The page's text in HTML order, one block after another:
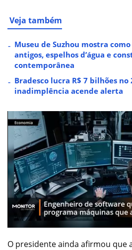
Veja também
Museu de Suzhou mostra
antigos, espelhos d’água e
contemporânea
Bradesco lucra R$ 7 bilhões
inadimplência acende alerta
O presidente ainda afirmou que